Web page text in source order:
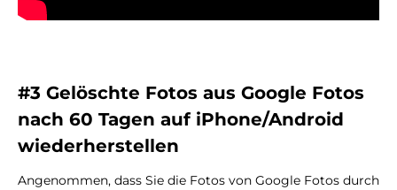
#3 Gelöschte Fotos aus Google Fotos
nach 60 Tagen auf iPhone/Android
wiederherstellen
Angenommen, dass Sie die Fotos von Google Fotos durch